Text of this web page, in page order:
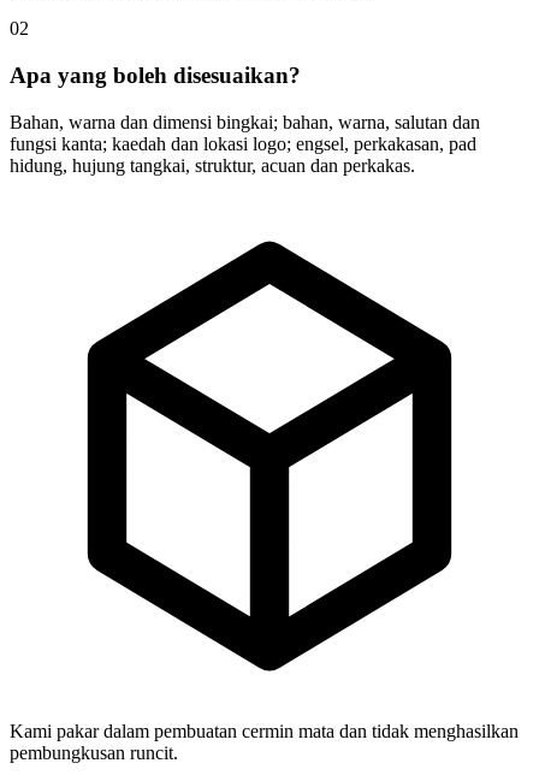
02
Apa yang boleh disesuaikan?
Bahan, warna dan dimensi bingkai; bahan, warna, salutan dan
fungsi kanta; kaedah dan lokasi logo; engsel, perkakasan, pad
hidung, hujung tangkai, struktur, acuan dan perkakas.
Kami pakar dalam pembuatan cermin mata dan tidak menghasilkan
pembungkusan runcit.